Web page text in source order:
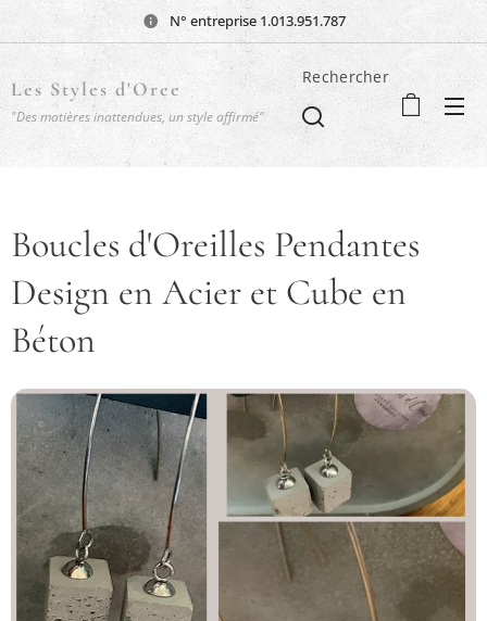
N° entreprise 1.013.951.787
Les Styles d'Oree
"Des matières inattendues, un style affirmé"
Rechercher
Boucles d'Oreilles Pendantes
Design en Acier et Cube en
Béton